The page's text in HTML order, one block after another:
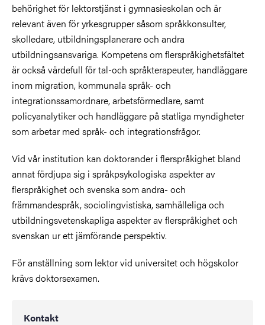
behörighet för lektorstjänst i gymnasieskolan och är
relevant även för yrkesgrupper såsom språkkonsulter,
skolledare, utbildningsplanerare och andra
utbildningsansvariga. Kompetens om flerspråkighetsfältet
är också värdefull för tal-och språkterapeuter, handläggare
inom migration, kommunala språk- och
integrationssamordnare, arbetsförmedlare, samt
policyanalytiker och handläggare på statliga myndigheter
som arbetar med språk- och integrationsfrågor.
Vid vår institution kan doktorander i flerspråkighet bland
annat fördjupa sig i språkpsykologiska aspekter av
flerspråkighet och svenska som andra- och
främmandespråk, sociolingvistiska, samhälleliga och
utbildningsvetenskapliga aspekter av flerspråkighet och
svenskan ur ett jämförande perspektiv.
För anställning som lektor vid universitet och högskolor
krävs doktorsexamen.
Kontakt